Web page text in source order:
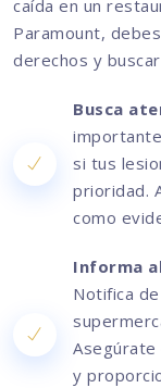
caída en un
Paramount,
derechos y
Busca
si tus
prioridad.
como
Informa
Notifica
y